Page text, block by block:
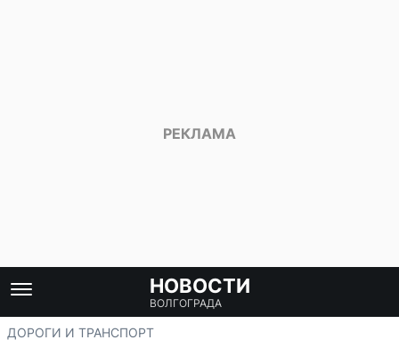
НОВОСТИ
ВОЛГОГРАДА
ДОРОГИ И ТРАНСПОРТ